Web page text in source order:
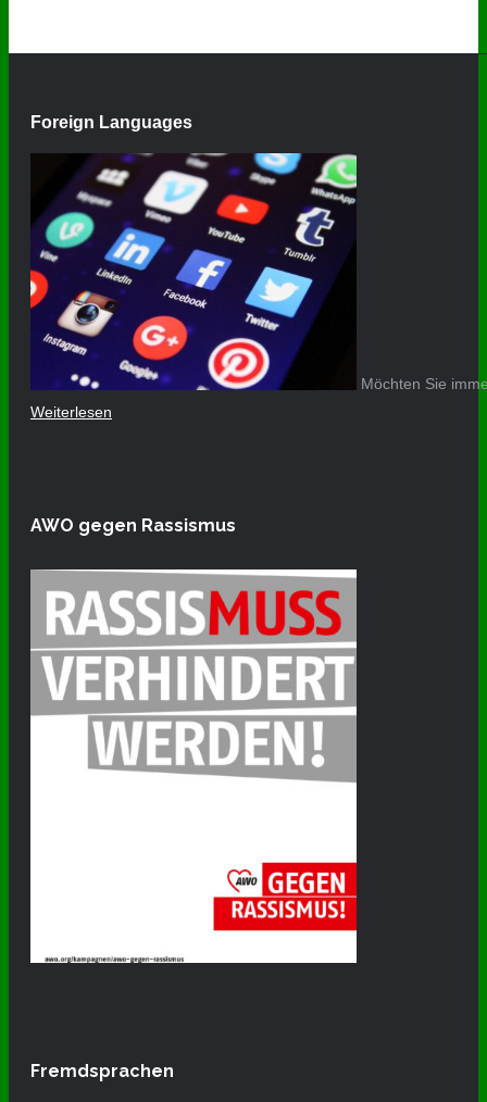
Foreign Languages
Möchten Sie
Weiterlesen
AWO gegen Rassismus
Fremdsprachen